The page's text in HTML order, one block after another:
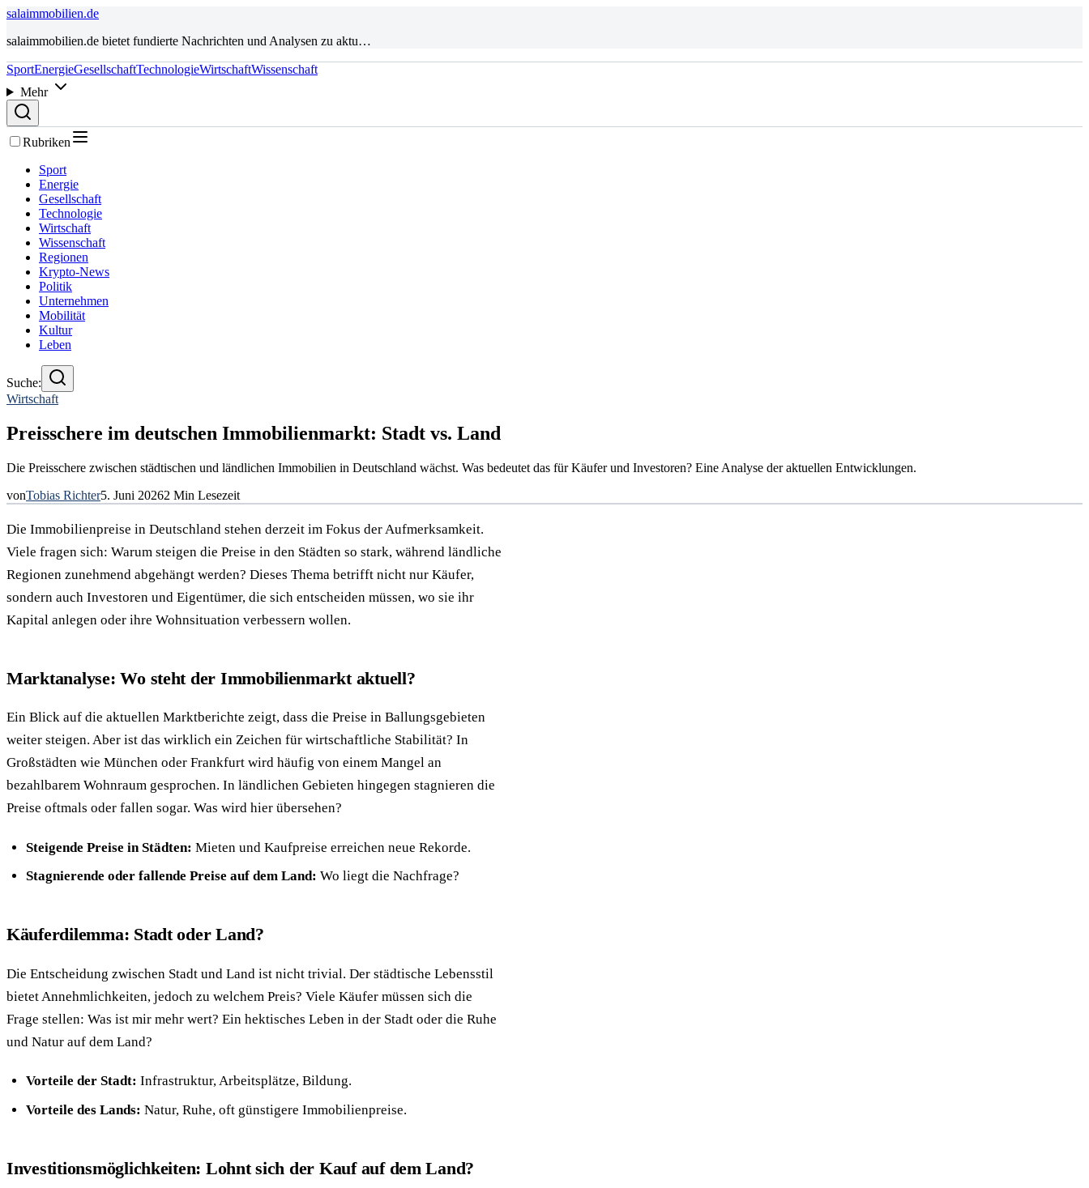
salaimmobilien.de
salaimmobilien.de bietet fundierte Nachrichten und Analysen zu aktu…
SportEnergieGesellschaftTechnologieWirtschaftWissenschaft
Mehr
Rubriken
Sport
Energie
Gesellschaft
Technologie
Wirtschaft
Wissenschaft
Regionen
Krypto-News
Politik
Unternehmen
Mobilität
Kultur
Leben
Suche:
Wirtschaft
Preisschere im deutschen Immobilienmarkt: Stadt vs. Land
Die Preisschere zwischen städtischen und ländlichen Immobilien in Deutschland wächst. Was bedeutet das für Käufer und Investoren? Eine Analyse der aktuellen Entwicklungen.
vonTobias Richter5. Juni 20262 Min Lesezeit
Die Immobilienpreise in Deutschland stehen derzeit im Fokus der Aufmerksamkeit.
Viele fragen sich: Warum steigen die Preise in den Städten so stark, während ländliche
Regionen zunehmend abgehängt werden? Dieses Thema betrifft nicht nur Käufer,
sondern auch Investoren und Eigentümer, die sich entscheiden müssen, wo sie ihr
Kapital anlegen oder ihre Wohnsituation verbessern wollen.
Marktanalyse: Wo steht der Immobilienmarkt aktuell?
Ein Blick auf die aktuellen Marktberichte zeigt, dass die Preise in Ballungsgebieten
weiter steigen. Aber ist das wirklich ein Zeichen für wirtschaftliche Stabilität? In
Großstädten wie München oder Frankfurt wird häufig von einem Mangel an
bezahlbarem Wohnraum gesprochen. In ländlichen Gebieten hingegen stagnieren die
Preise oftmals oder fallen sogar. Was wird hier übersehen?
Steigende Preise in Städten: Mieten und Kaufpreise erreichen neue Rekorde.
Stagnierende oder fallende Preise auf dem Land: Wo liegt die Nachfrage?
Käuferdilemma: Stadt oder Land?
Die Entscheidung zwischen Stadt und Land ist nicht trivial. Der städtische Lebensstil
bietet Annehmlichkeiten, jedoch zu welchem Preis? Viele Käufer müssen sich die
Frage stellen: Was ist mir mehr wert? Ein hektisches Leben in der Stadt oder die Ruhe
und Natur auf dem Land?
Vorteile der Stadt: Infrastruktur, Arbeitsplätze, Bildung.
Vorteile des Lands: Natur, Ruhe, oft günstigere Immobilienpreise.
Investitionsmöglichkeiten: Lohnt sich der Kauf auf dem Land?